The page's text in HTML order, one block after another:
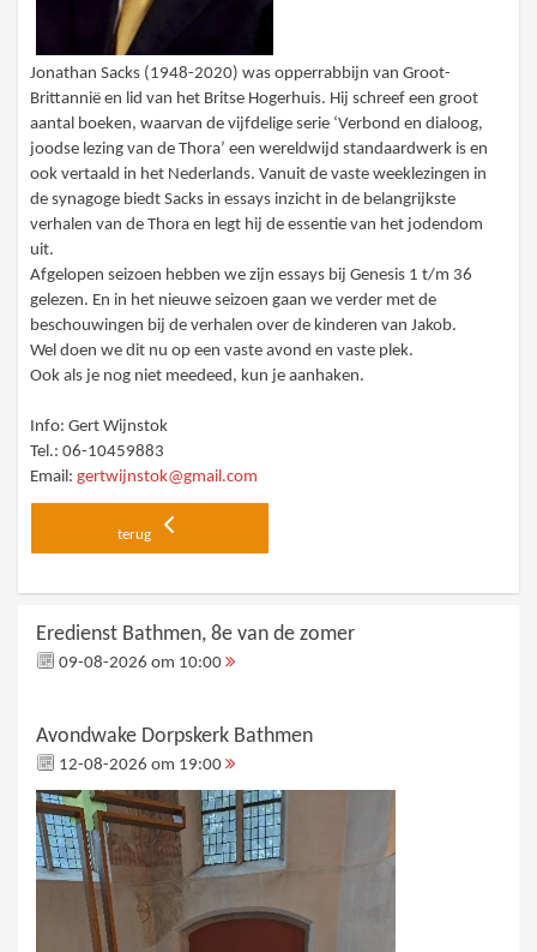
Jonathan Sacks (1948-2020) was opperrabbijn van Groot-
Brittannië en lid van het Britse Hogerhuis. Hij schreef een groot
aantal boeken, waarvan de vijfdelige serie ‘Verbond en dialoog,
joodse lezing van de Thora’ een wereldwijd standaardwerk is en
ook vertaald in het Nederlands. Vanuit de vaste weeklezingen in
de synagoge biedt Sacks in essays inzicht in de belangrijkste
verhalen van de Thora en legt hij de essentie van het jodendom
uit.
Afgelopen seizoen hebben we zijn essays bij Genesis 1 t/m 36
gelezen. En in het nieuwe seizoen gaan we verder met de
beschouwingen bij de verhalen over de kinderen van Jakob.
Wel doen we dit nu op een vaste avond en vaste plek.
Ook als je nog niet meedeed, kun je aanhaken.
Info: Gert Wijnstok
Tel.: 06-10459883
Email:gertwijnstok@gmail.com
terug
Eredienst Bathmen, 8e van de zomer
09-08-2026 om 10:00
Avondwake Dorpskerk Bathmen
12-08-2026 om 19:00